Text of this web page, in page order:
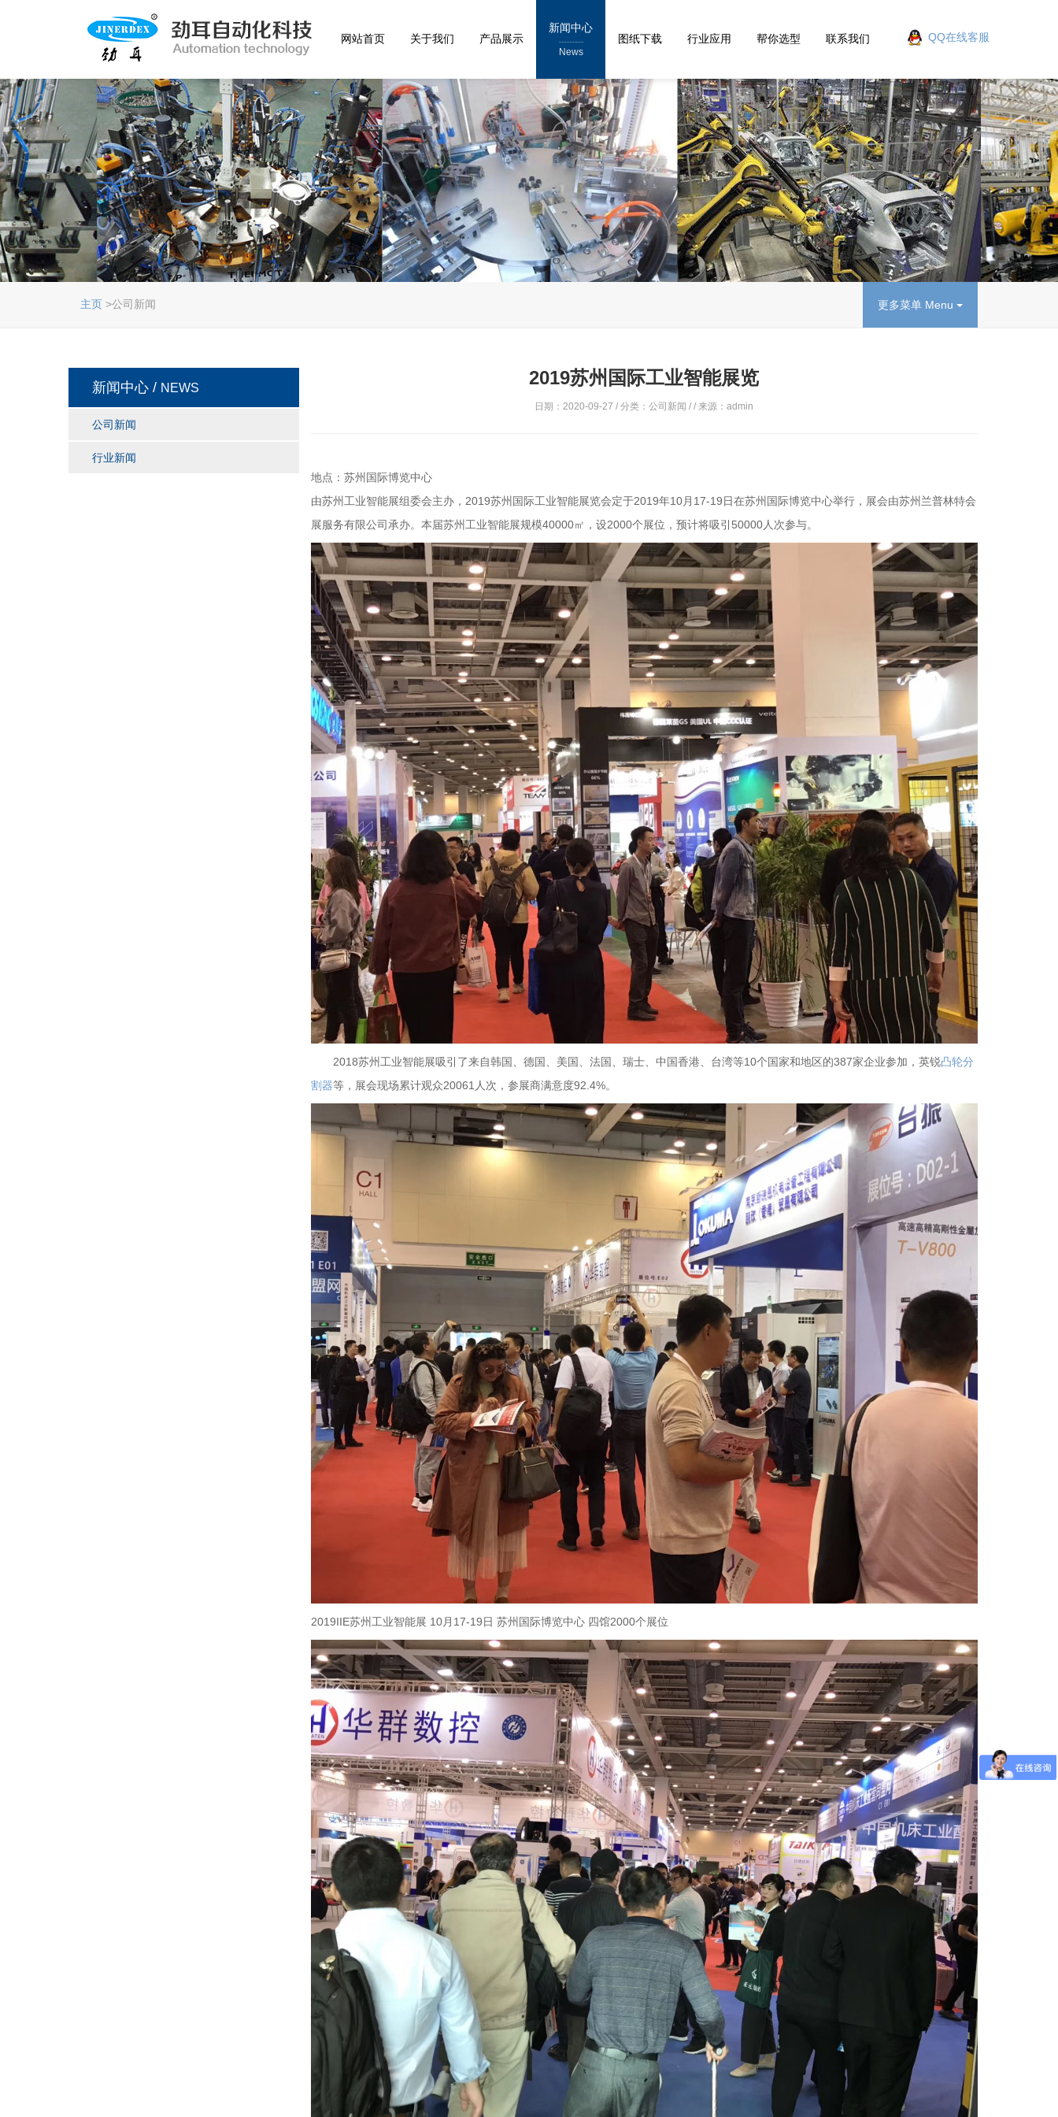
网站首页 关于我们 产品展示
新闻中心
News
图纸下载 行业应用 帮你选型 联系我们 QQ在线客服
更多菜单 Menu
主页 >公司新闻
新闻中心 / NEWS
公司新闻
行业新闻
2019苏州国际工业智能展览
日期：2020-09-27 / 分类：公司新闻 / / 来源：admin
地点：苏州国际博览中心
由苏州工业智能展组委会主办， 2019苏州国际工业智能展览会定于2019年10月17-19日在苏州国际博览中心举行，展会由苏州兰普林特会
展服务有限公司承办。本届苏州工业智能展规模40000㎡，设2000个展位，预计将吸引50000人次参与。
2018苏州工业智能展吸引了来自韩国、德国、美国、法国、瑞士、中国香港、台湾等10个国家和地区的387家企业参加，英锐凸轮分
割器等， 展会现场累计观众20061人次，参展商满意度92.4%。
2019IIE苏州工业智能展 10月17-19日 苏州国际博览中心 四馆2000个展位